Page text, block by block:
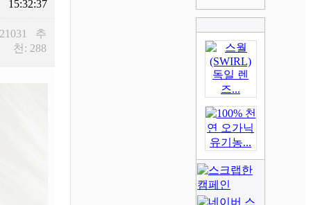
15:32:37
추
천: 288